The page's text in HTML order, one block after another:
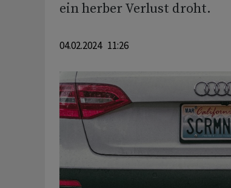
ein herber Verlust droht.
04.02.2024 11:26